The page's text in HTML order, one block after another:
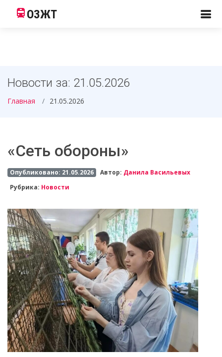
ОЗЖТ
Новости за: 21.05.2026
Главная 21.05.2026
«Сеть обороны»
Опубликовано: 21.05.2026 Автор: Данила Васильевых
Рубрика: Новости